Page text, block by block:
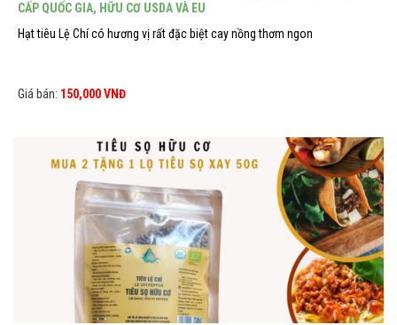
CẤP QUỐC GIA, HỮU CƠ USDA VÀ EU
Hạt tiêu Lệ Chí có hương vị rất đặc biệt cay nồng thơm ngon
Giá bán: 150,000 VNĐ